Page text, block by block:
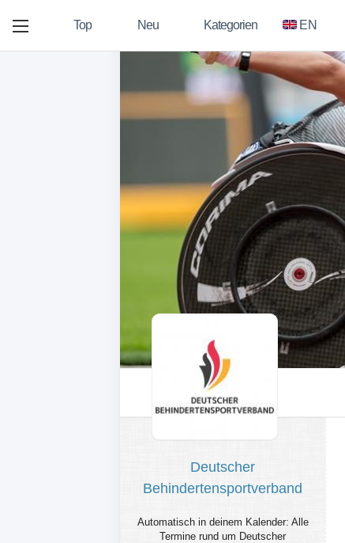
Top Neu Kategorien EN
Deutscher
Behindertensportverband
Automatisch in deinem Kalender: Alle
Termine rund um Deutscher